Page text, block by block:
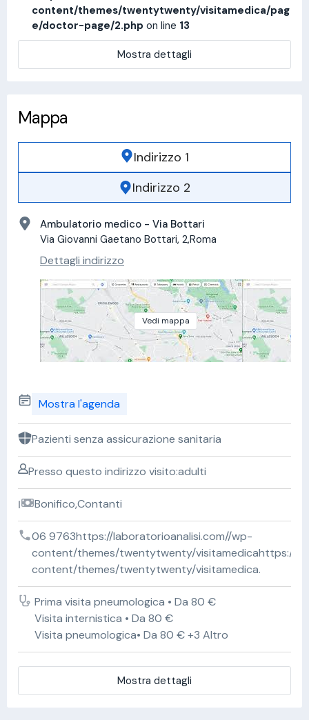
content/themes/twentytwenty/visitamedica/pag
e/doctor-page/2.php on line 13
Mostra dettagli
Mappa
Indirizzo 1
Indirizzo 2
Ambulatorio medico - Via Bottari
Via Giovanni Gaetano Bottari, 2,Roma
Dettagli indirizzo
Vedi mappa
Mostra l'agenda
Pazienti senza assicurazione sanitaria
Presso questo indirizzo visito:adulti
Bonifico,Contanti
06 9763https://laboratorioanalisi.com//wp-
content/themes/twentytwenty/visitamedicahttps://
content/themes/twentytwenty/visitamedica.
Prima visita pneumologica • Da 80 €
Visita internistica • Da 80 €
Visita pneumologica• Da 80 € +3 Altro
Mostra dettagli